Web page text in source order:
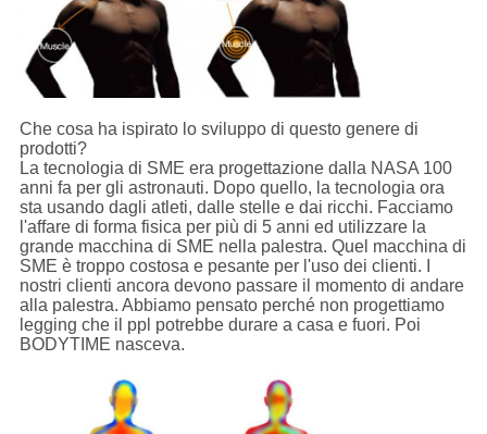
Che cosa ha ispirato lo sviluppo di questo genere di
prodotti?
La tecnologia di SME era progettazione dalla NASA 100
anni fa per gli astronauti. Dopo quello, la tecnologia ora
sta usando dagli atleti, dalle stelle e dai ricchi. Facciamo
l'affare di forma fisica per più di 5 anni ed utilizzare la
grande macchina di SME nella palestra. Quel macchina di
SME è troppo costosa e pesante per l'uso dei clienti. I
nostri clienti ancora devono passare il momento di andare
alla palestra. Abbiamo pensato perché non progettiamo
legging che il ppl potrebbe durare a casa e fuori. Poi
BODYTIME nasceva.